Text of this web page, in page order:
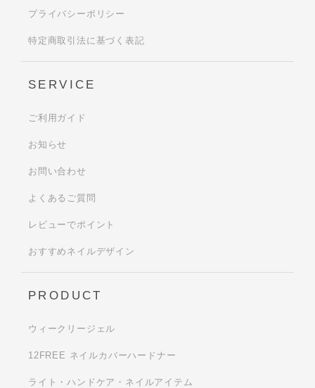
プライバシーポリシー
特定商取引法に基づく表記
SERVICE
ご利用ガイド
お知らせ
お問い合わせ
よくあるご質問
レビューでポイント
おすすめネイルデザイン
PRODUCT
ウィークリージェル
12FREE ネイルカバーハードナー
ライト・ハンドケア・ネイルアイテム